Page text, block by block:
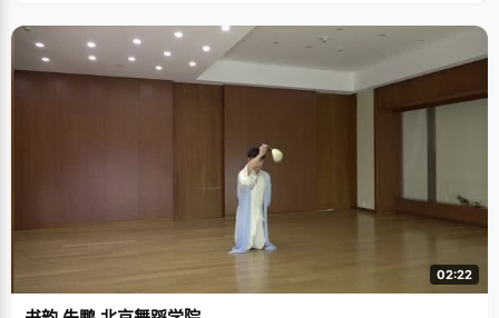
平。"简简单单的四句也触动了我们。何思雨告诉我们就好像是迷茫了这么多
年，是这几句话让她明确的认识到为什么要读书，而且作为一个学生，她也
是通过这句话第一次感受到了身上的使命感。 问到比较欣赏的人这个问题，
何思雨的回答在意料之外。她非常欣赏"三苏"的散文。"我觉得在历朝历代，
不得志或者是被贬职的文人特别多，但是大部分都是很抑郁的在抒发怀才不
不辞干作岭南人&rsquo;的诗句，特别大气。" 说到未来，何思雨坦言自己的
计划和目标也在随着年龄的增长发生着变化，但是来到文学系以后，她希望
以后能够和三五好友一起工作研究，闲暇了还要泡在图书馆。
02:22